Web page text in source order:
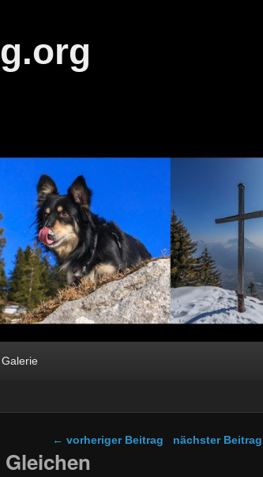
Galerie
Beitragsnavigation
← vorheriger Beitrag nächster Beitrag